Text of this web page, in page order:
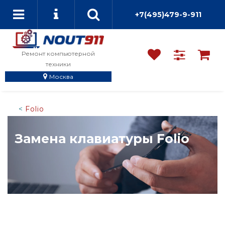
+7(495)479-9-911
Ремонт компьютерной
техники
Москва
Folio
Замена клавиатуры Folio